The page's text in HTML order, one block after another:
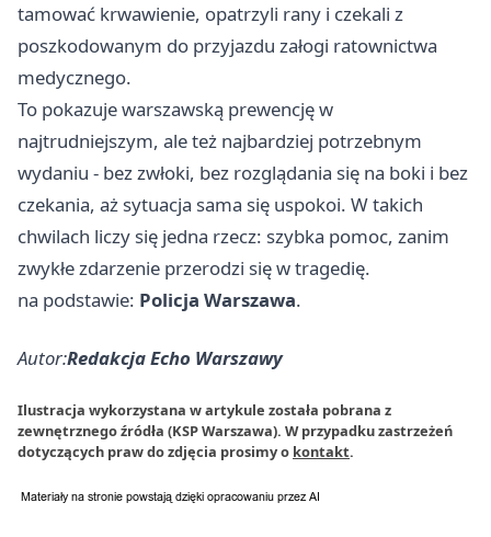
tamować krwawienie, opatrzyli rany i czekali z
poszkodowanym do przyjazdu załogi ratownictwa
medycznego.
To pokazuje warszawską prewencję w
najtrudniejszym, ale też najbardziej potrzebnym
wydaniu - bez zwłoki, bez rozglądania się na boki i bez
czekania, aż sytuacja sama się uspokoi. W takich
chwilach liczy się jedna rzecz: szybka pomoc, zanim
zwykłe zdarzenie przerodzi się w tragedię.
na podstawie: Policja Warszawa.
Autor:Redakcja Echo Warszawy
Ilustracja wykorzystana w artykule została pobrana z
zewnętrznego źródła (KSP Warszawa). W przypadku zastrzeżeń
dotyczących praw do zdjęcia prosimy o kontakt.